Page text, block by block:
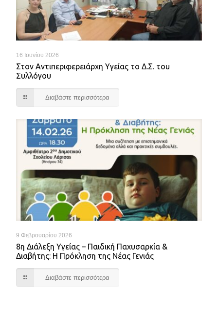
16 Ιουνίου 2026
Στον Αντιπεριφερειάρχη Υγείας το Δ.Σ. του
Συλλόγου
Διαβάστε περισσότερα
9 Φεβρουαρίου 2026
8η Διάλεξη Υγείας – Παιδική Παχυσαρκία &
Διαβήτης: Η Πρόκληση της Νέας Γενιάς
Διαβάστε περισσότερα